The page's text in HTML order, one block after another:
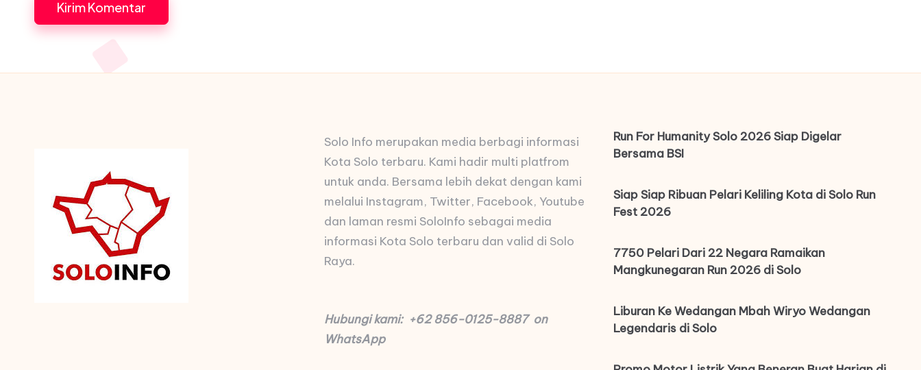
Solo Info merupakan media berbagi informasi
Kota Solo terbaru. Kami hadir multi platfrom
untuk anda. Bersama lebih dekat dengan kami
melalui Instagram, Twitter, Facebook, Youtube
dan laman resmi SoloInfo sebagai media
informasi Kota Solo terbaru dan valid di Solo
Raya.
Hubungi kami: +62 856-0125-8887 on
WhatsApp
Run For Humanity Solo 2026 Siap Digelar
Bersama BSI
Siap Siap Ribuan Pelari Keliling Kota di Solo Run
Fest 2026
7750 Pelari Dari 22 Negara Ramaikan
Mangkunegaran Run 2026 di Solo
Liburan Ke Wedangan Mbah Wiryo Wedangan
Legendaris di Solo